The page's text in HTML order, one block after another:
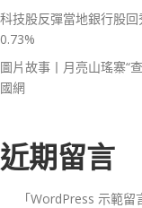
科技股反彈當地銀行股
0.73%
圖片故事丨月亮山瑤寨“
國網
近期留言
「WordPress 示範留